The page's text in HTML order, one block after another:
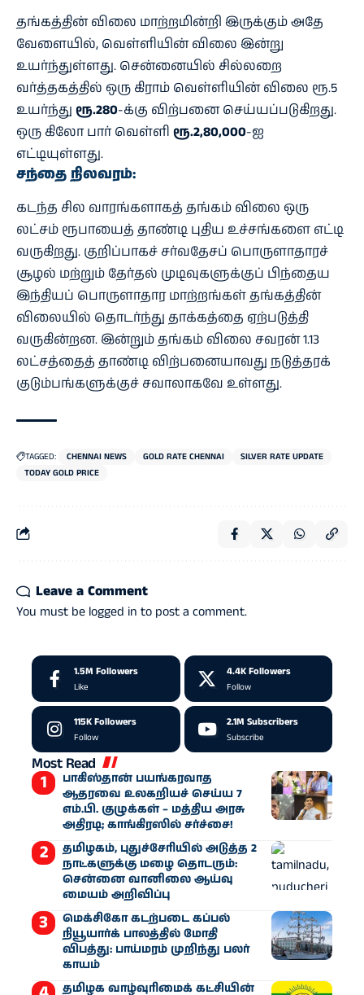
தங்கத்தின் விலை மாற்றமின்றி இருக்கும் அதே
வேளையில், வெள்ளியின் விலை இன்று
உயர்ந்துள்ளது. சென்னையில் சில்லறை
வர்த்தகத்தில் ஒரு கிராம் வெள்ளியின் விலை ரூ.5
உயர்ந்து ரூ.280-க்கு விற்பனை செய்யப்படுகிறது.
ஒரு கிலோ பார் வெள்ளி ரூ.2,80,000-ஐ
எட்டியுள்ளது.
சந்தை நிலவரம்:
கடந்த சில வாரங்களாகத் தங்கம் விலை ஒரு
லட்சம் ரூபாயைத் தாண்டி புதிய உச்சங்களை எட்டி
வருகிறது. குறிப்பாகச் சர்வதேசப் பொருளாதாரச்
சூழல் மற்றும் தேர்தல் முடிவுகளுக்குப் பிந்தைய
இந்தியப் பொருளாதார மாற்றங்கள் தங்கத்தின்
விலையில் தொடர்ந்து தாக்கத்தை ஏற்படுத்தி
வருகின்றன. இன்றும் தங்கம் விலை சவரன் 1.13
லட்சத்தைத் தாண்டி விற்பனையாவது நடுத்தரக்
குடும்பங்களுக்குச் சவாலாகவே உள்ளது.
TAGGED: CHENNAI NEWS GOLD RATE CHENNAI
SILVER RATE UPDATE
TODAY GOLD PRICE
Leave a Comment
You must be logged in to post a comment.
1.5M Followers
Like
4.4K Followers
Follow
115KFollowers
Follow
2.1M Subscribers
Subscribe
Most Read
பாகிஸ்தான் பயங்கரவாத
ஆதரவை உலகறியச் செய்ய 7
எம்.பி. குழுக்கள் – மத்திய அரசு
அதிரடி; காங்கிரஸில் சர்ச்சை!
தமிழகம், புதுச்சேரியில் அடுத்த 2
நாட்களுக்கு மழை தொடரும்:
சென்னை வானிலை ஆய்வு
மையம் அறிவிப்பு
மெக்சிகோ கடற்படை கப்பல்
நியூயார்க் பாலத்தில் மோதி
விபத்து: பாய்மரம் முறிந்து பலர்
காயம்
தமிழக வாழ்வுரிமைக் கட்சியின்